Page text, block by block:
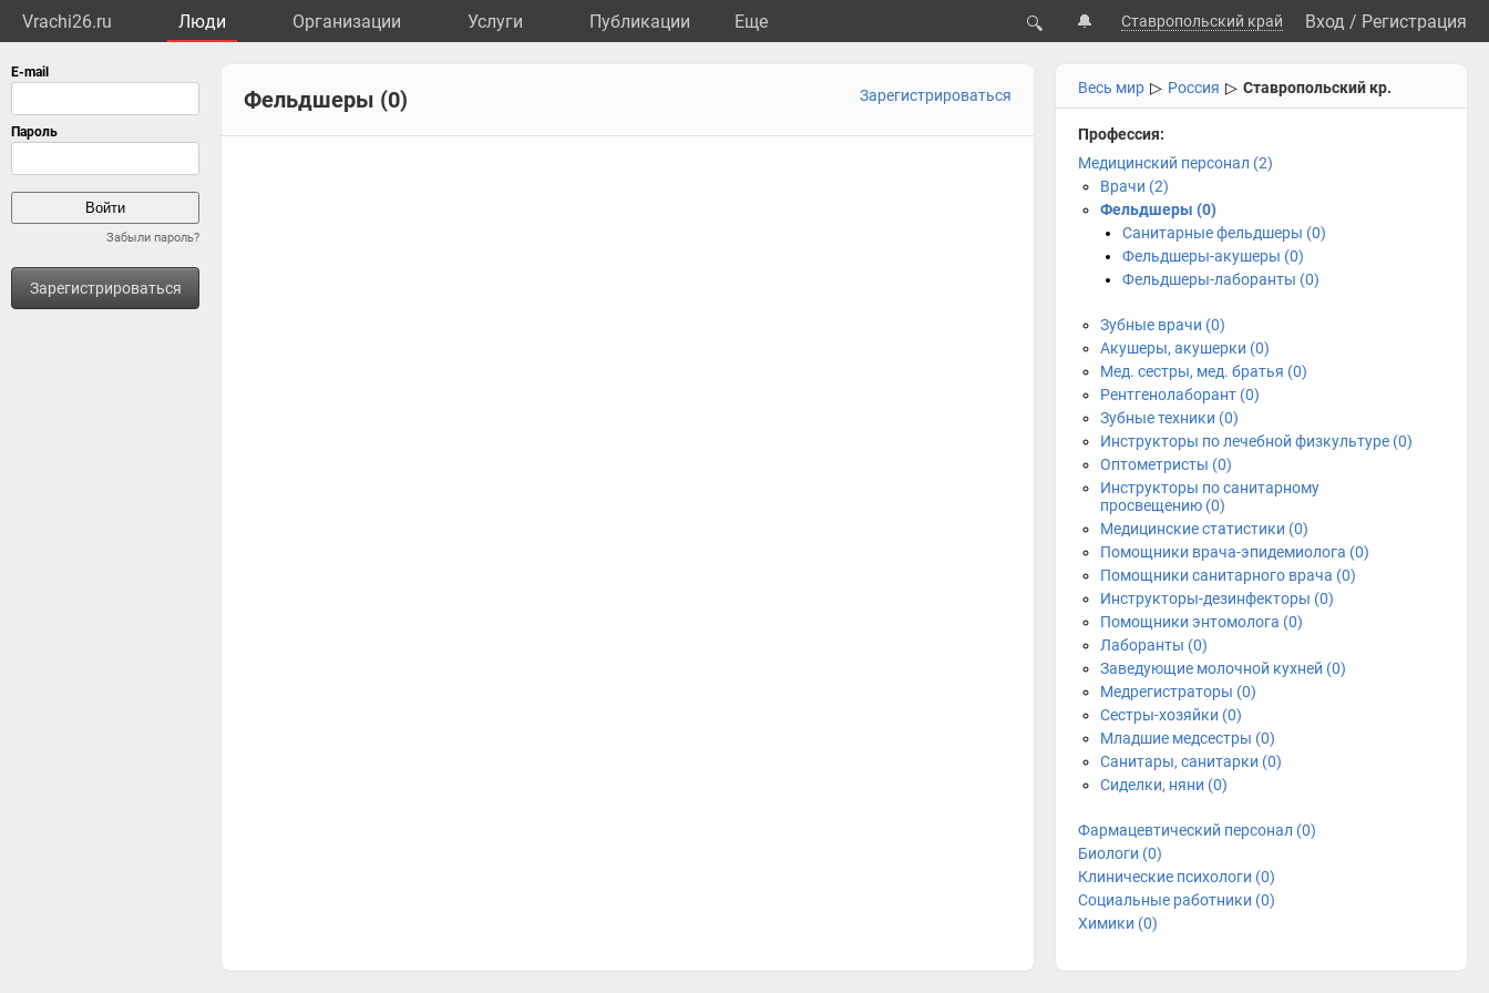
Vrachi26.ru Люди Организации Услуги Публикации Eще 🔍 🔔 Ставропольский край Вход / Регистрация
Забыли пароль?
Зарегистрироваться
Весь мир ▷ Россия ▷ Ставропольский кр.
Профессия:
Медицинский персонал (2)
Врачи (2)
Фельдшеры (0)
Санитарные фельдшеры (0)
Фельдшеры-акушеры (0)
Фельдшеры-лаборанты (0)
Зубные врачи (0)
Акушеры, акушерки (0)
Мед. сестры, мед. братья (0)
Рентгенолаборант (0)
Зубные техники (0)
Инструкторы по лечебной физкультуре (0)
Оптометристы (0)
Инструкторы по санитарному
просвещению (0)
Медицинские статистики (0)
Помощники врача-эпидемиолога (0)
Помощники санитарного врача (0)
Инструкторы-дезинфекторы (0)
Помощники энтомолога (0)
Лаборанты (0)
Заведующие молочной кухней (0)
Медрегистраторы (0)
Сестры-хозяйки (0)
Младшие медсестры (0)
Санитары, санитарки (0)
Сиделки, няни (0)
Фармацевтический персонал (0)
Биологи (0)
Клинические психологи (0)
Социальные работники (0)
Химики (0)
Фельдшеры (0) Зарегистрироваться